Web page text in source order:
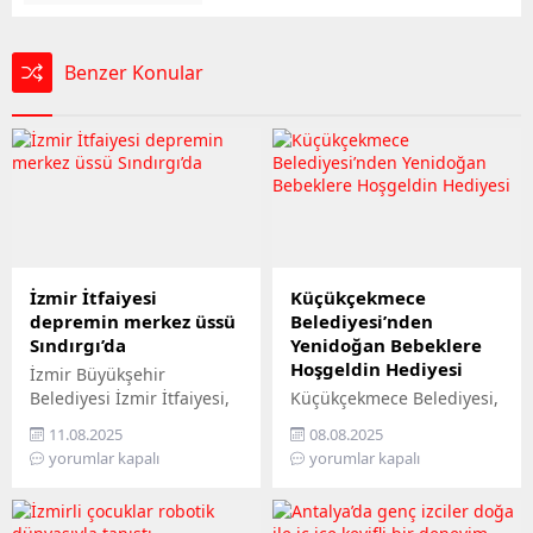
Benzer Konular
İzmir İtfaiyesi
depremin merkez üssü
Sındırgı’da
İzmir Büyükşehir
Belediyesi İzmir İtfaiyesi,
merkez üssü Balıkesir’in
Sındırgı ilçesinde olan 6.1
büyüklüğündeki depremin
bölgeye kurtarma aracı ve
11.08.2025
yorumlar kapalı
Küçükçekmece
Belediyesi’nden
Yenidoğan Bebeklere
Hoşgeldin Hediyesi
Küçükçekmece Belediyesi,
‘Yenidoğan Bebek Seti’ ile
bebek sahibi olan ailelerin
yüzünü güldürüyor. Bu
bu yana başvuruda
08.08.2025
yorumlar kapalı